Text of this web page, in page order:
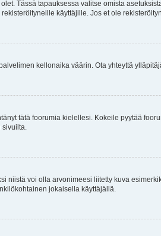
Tässä tapauksessa valitse omista
käyttäjille. Jos et ole
kellonaika väärin. Ota yhteyttä
tätä foorumia kielellesi. Kokeile pyytää
niistä voi olla arvonimeesi liitetty kuva
jokaisella käyttäjällä.